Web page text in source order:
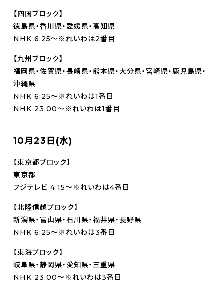
【四国ブロック】
徳島県・香川県・愛媛県・高知県
NHK 6:25～※れいわは2番目
【九州ブロック】
福岡県・佐賀県・長崎県・熊本県・大分県・宮崎県・鹿児島県・
沖縄県
NHK 6:25～※れいわは1番目
NHK 23:00～※れいわは1番目
10月23日(水)
【東京都ブロック】
東京都
フジテレビ 4:15～※れいわは4番目
【北陸信越ブロック】
新潟県・富山県・石川県・福井県・長野県
NHK 6:25～※れいわは3番目
【東海ブロック】
岐阜県・静岡県・愛知県・三重県
NHK 23:00～※れいわは3番目